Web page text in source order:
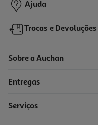
-32%
Ajuda
Trocas e Devoluções
Sobre a Auchan
Entregas
Serviços